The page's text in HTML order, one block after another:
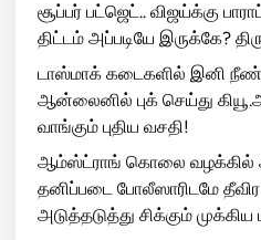
சூப்பர் பட்ஜெட்.. விஜய்க்கு
திட்டம் அப்படியே இருக்கே?
டாஸ்மாக் கடைகளில் இனி
ஆன்லைனில் புக் செய்து
வாங்கும் புதிய வசதி!
ஆம்ஸ்ட்ராங் கொலை வழக்கில்
தனிப்படை போலீஸாரிடமே
அடுத்தடுத்து சிக்கும் முக்கிய